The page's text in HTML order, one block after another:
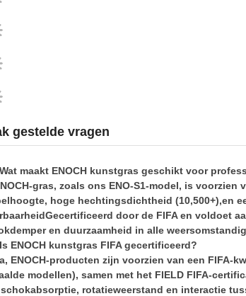
gestelde vragen
maakt ENOCH kunstgras geschikt voor
gras, zoals ons ENO-S1-model, is voorzien
hoge hechtingsdichtheid (10,500+),en
door de FIFA en voldoet
en duurzaamheid in alle
ENOCH kunstgras FIFA gecertificeerd?
ENOCH-producten zijn voorzien van een FIFA-
modellen), samen met het FIELD FIFA-
rotatieweerstand en interactie